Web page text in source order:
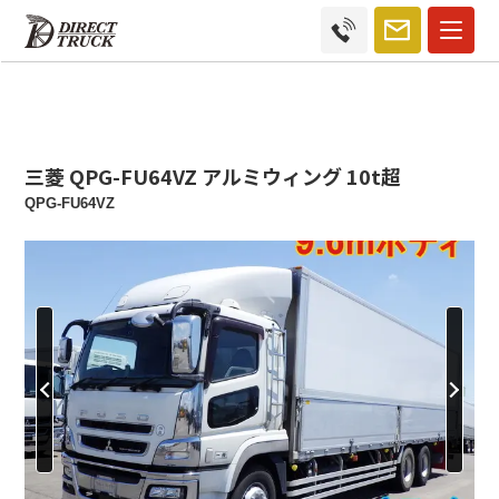
三菱 QPG-FU64VZ アルミウィング 10t超
QPG-FU64VZ